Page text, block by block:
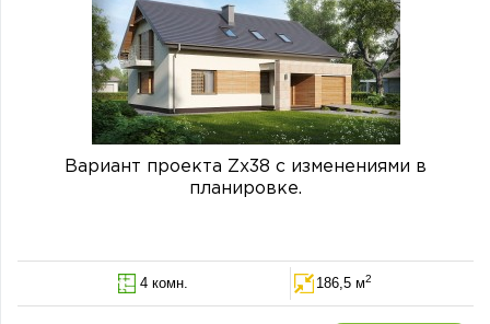
Вариант проекта Zx38 с изменениями в
планировке.
4 комн. 186,5 м2